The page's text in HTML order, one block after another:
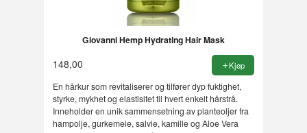
Giovanni Hemp Hydrating Hair Mask
148,00 Kjøp
En hårkur som revitaliserer og tilfører dyp fuktighet,
styrke, mykhet og elastisitet til hvert enkelt hårstrå.
Inneholder en unik sammensetning av planteoljer fra
hampolje, gurkemeie, salvie, kamille og Aloe Vera